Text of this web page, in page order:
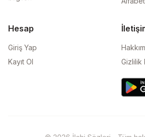
Hesap
Giriş Yap
Kayıt Ol
Gizlilik